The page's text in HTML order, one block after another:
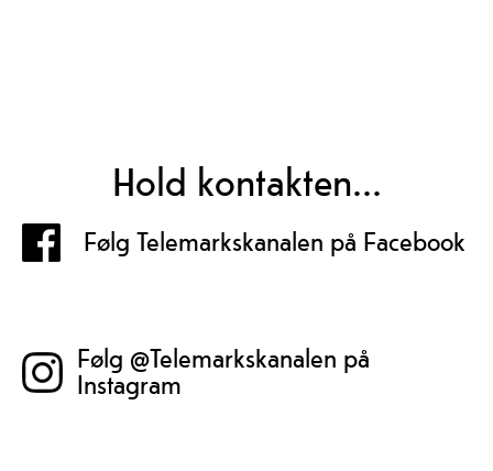
Hold kontakten...
Følg Telemarkskanalen på Facebook
Følg @Telemarkskanalen på
Instagram